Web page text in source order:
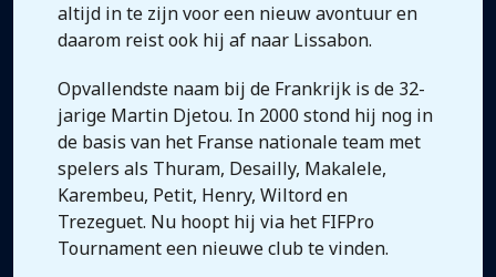
altijd in te zijn voor een nieuw avontuur en
daarom reist ook hij af naar Lissabon.
Opvallendste naam bij de Frankrijk is de 32-
jarige Martin Djetou. In 2000 stond hij nog in
de basis van het Franse nationale team met
spelers als Thuram, Desailly, Makalele,
Karembeu, Petit, Henry, Wiltord en
Trezeguet. Nu hoopt hij via het FIFPro
Tournament een nieuwe club te vinden.